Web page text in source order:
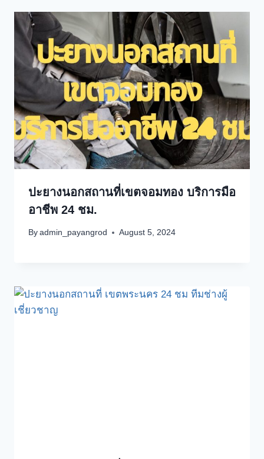
ปะยางนอกสถานที่เขตจอมทอง บริการมือ
อาชีพ 24 ชม.
By admin_payangrod August 5, 2024